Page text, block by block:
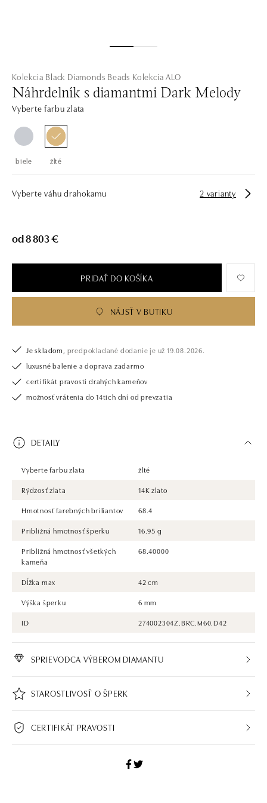
Kolekcia Black Diamonds Beads Kolekcia ALO
Náhrdelník s diamantmi Dark Melody
Vyberte farbu zlata
biele žlté
Vyberte váhu drahokamu 2 varianty
od 8 803 €
PRIDAŤ DO KOŠÍKA
NÁJSŤ V BUTIKU
Je skladom, predpokladané dodanie je už 19.08.2026.
luxusné balenie a doprava zadarmo
certifikát pravosti drahých kameňov
možnosť vrátenia do 14tich dní od prevzatia
DETAILY
Vyberte farbu zlata
žlté
Rýdzosť zlata
14K zlato
Hmotnosť farebných briliantov
68.4
Približná hmotnosť šperku
16.95 g
Približná hmotnosť všetkých
kameňa
68.40000
Dĺžka max
42 cm
Výška šperku
6 mm
ID
274002304Z.BRC.M60.D42
SPRIEVODCA VÝBEROM DIAMANTU
STAROSTLIVOSŤ O ŠPERK
CERTIFIKÁT PRAVOSTI